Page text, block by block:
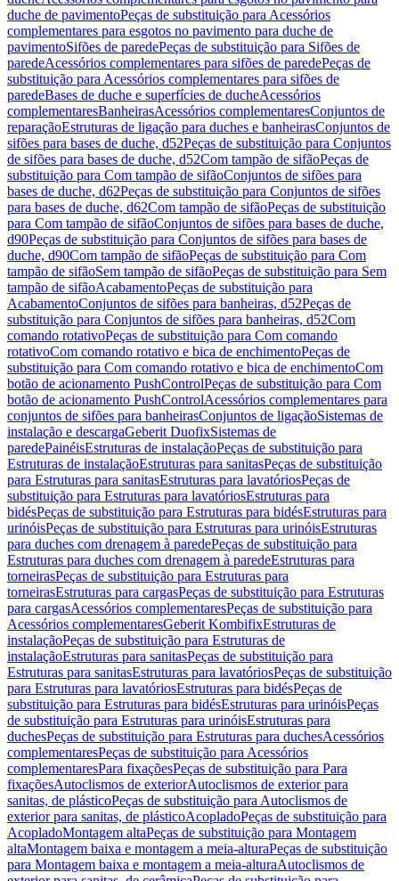
duche de pavimentoPeças de substituição para Acessórios
complementares para esgotos no pavimento para duche de
pavimentoSifões de paredePeças de substituição para Sifões de
paredeAcessórios complementares para sifões de paredePeças de
substituição para Acessórios complementares para sifões de
paredeBases de duche e superfícies de ducheAcessórios
complementaresBanheirasAcessórios complementaresConjuntos de
reparaçãoEstruturas de ligação para duches e banheirasConjuntos de
sifões para bases de duche, d52Peças de substituição para Conjuntos
de sifões para bases de duche, d52Com tampão de sifãoPeças de
substituição para Com tampão de sifãoConjuntos de sifões para
bases de duche, d62Peças de substituição para Conjuntos de sifões
para bases de duche, d62Com tampão de sifãoPeças de substituição
para Com tampão de sifãoConjuntos de sifões para bases de duche,
d90Peças de substituição para Conjuntos de sifões para bases de
duche, d90Com tampão de sifãoPeças de substituição para Com
tampão de sifãoSem tampão de sifãoPeças de substituição para Sem
tampão de sifãoAcabamentoPeças de substituição para
AcabamentoConjuntos de sifões para banheiras, d52Peças de
substituição para Conjuntos de sifões para banheiras, d52Com
comando rotativoPeças de substituição para Com comando
rotativoCom comando rotativo e bica de enchimentoPeças de
substituição para Com comando rotativo e bica de enchimentoCom
botão de acionamento PushControlPeças de substituição para Com
botão de acionamento PushControlAcessórios complementares para
conjuntos de sifões para banheirasConjuntos de ligaçãoSistemas de
instalação e descargaGeberit DuofixSistemas de
paredePainéisEstruturas de instalaçãoPeças de substituição para
Estruturas de instalaçãoEstruturas para sanitasPeças de substituição
para Estruturas para sanitasEstruturas para lavatóriosPeças de
substituição para Estruturas para lavatóriosEstruturas para
bidésPeças de substituição para Estruturas para bidésEstruturas para
urinóisPeças de substituição para Estruturas para urinóisEstruturas
para duches com drenagem à paredePeças de substituição para
Estruturas para duches com drenagem à paredeEstruturas para
torneirasPeças de substituição para Estruturas para
torneirasEstruturas para cargasPeças de substituição para Estruturas
para cargasAcessórios complementaresPeças de substituição para
Acessórios complementaresGeberit KombifixEstruturas de
instalaçãoPeças de substituição para Estruturas de
instalaçãoEstruturas para sanitasPeças de substituição para
Estruturas para sanitasEstruturas para lavatóriosPeças de substituição
para Estruturas para lavatóriosEstruturas para bidésPeças de
substituição para Estruturas para bidésEstruturas para urinóisPeças
de substituição para Estruturas para urinóisEstruturas para
duchesPeças de substituição para Estruturas para duchesAcessórios
complementaresPeças de substituição para Acessórios
complementaresPara fixaçõesPeças de substituição para Para
fixaçõesAutoclismos de exteriorAutoclismos de exterior para
sanitas, de plásticoPeças de substituição para Autoclismos de
exterior para sanitas, de plásticoAcopladoPeças de substituição para
AcopladoMontagem altaPeças de substituição para Montagem
altaMontagem baixa e montagem a meia-alturaPeças de substituição
para Montagem baixa e montagem a meia-alturaAutoclismos de